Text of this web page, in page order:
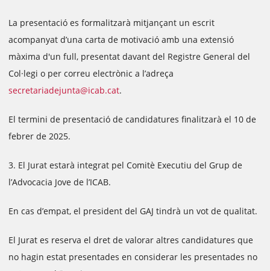
La presentació es formalitzarà mitjançant un escrit
acompanyat d’una carta de motivació amb una extensió
màxima d'un full, presentat davant del Registre General del
Col·legi o per correu electrònic a l’adreça
secretariadejunta@icab.cat.
El termini de presentació de candidatures finalitzarà el 10 de
febrer de 2025.
3. El Jurat estarà integrat pel Comitè Executiu del Grup de
l’Advocacia Jove de l’ICAB.
En cas d’empat, el president del GAJ tindrà un vot de qualitat.
El Jurat es reserva el dret de valorar altres candidatures que
no hagin estat presentades en considerar les presentades no